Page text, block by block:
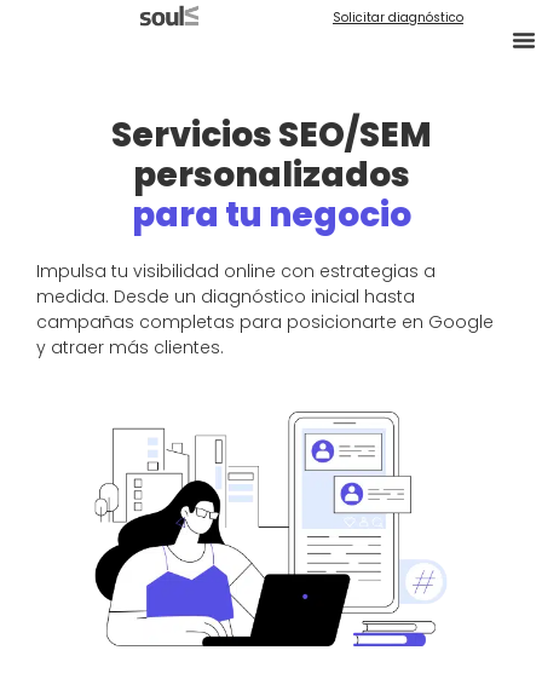
Solicitar diagnóstico
Servicios SEO/SEM
personalizados
para tu negocio
Impulsa tu visibilidad online con estrategias a
medida. Desde un diagnóstico inicial hasta
campañas completas para posicionarte en Google
y atraer más clientes.